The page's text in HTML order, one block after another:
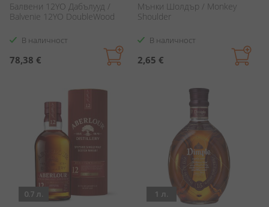
Балвени 12YO Дабълууд /
Balvenie 12YO DoubleWood
В наличност
78,38 €
Мънки Шолдър / Monkey
Shoulder
В наличност
2,65 €
0.7 л. 1 л.